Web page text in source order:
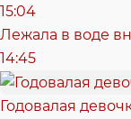
15:04
Лежала в воде
14:45
Годовалая